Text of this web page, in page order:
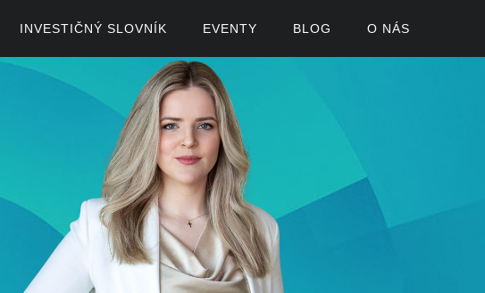
INVESTIČNÝ SLOVNÍK EVENTY BLOG O NÁS